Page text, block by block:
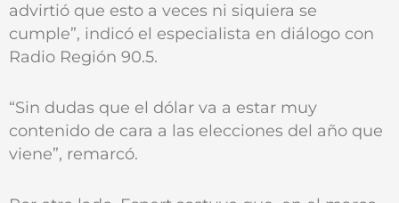
advirtió que esto a veces ni siquiera se
cumple”, indicó el especialista en diálogo con
Radio Región 90.5.
“Sin dudas que el dólar va a estar muy
contenido de cara a las elecciones del año que
viene”, remarcó.